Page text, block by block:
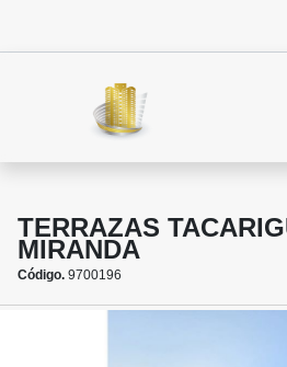
TERRAZAS
MIRANDA
Código. 9700196